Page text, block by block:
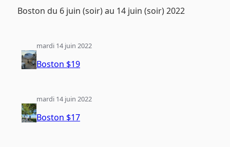
Boston du 6 juin (soir) au 14 juin (soir) 2022
Boston $19
mardi 14 juin 2022
Boston $17
mardi 14 juin 2022